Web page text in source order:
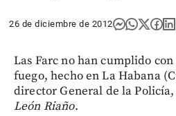
26 de diciembre de 2012
Las Farc no han cumplido
fuego, hecho en La Habana
director General de la
León Riaño.